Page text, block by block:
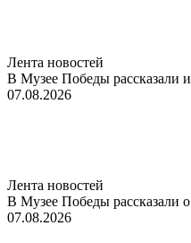
Лента новостей
В Музее Победы рассказали
07.08.2026
Лента новостей
В Музее Победы рассказали
07.08.2026